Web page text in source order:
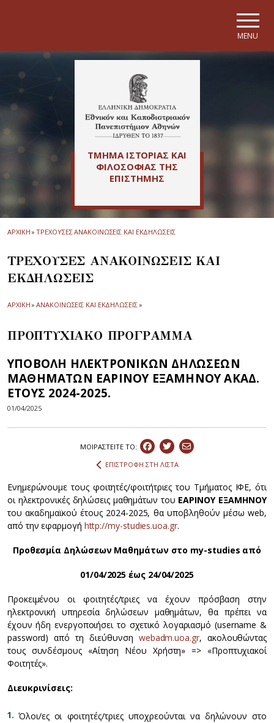
MENU
ΤΜΗΜΑ ΙΣΤΟΡΙΑΣ ΚΑΙ
ΦΙΛΟΣΟΦΙΑΣ ΤΗΣ
ΕΠΙΣΤΗΜΗΣ
ΑΡΧΙΚΗ» ΤΡΕΧΟΥΣΕΣ ΑΝΑΚΟΙΝΩΣΕΙΣ ΚΑΙ ΕΚΔΗΛΩΣΕΙΣ
ΤΡΕΧΟΥΣΕΣ ΑΝΑΚΟΙΝΩΣΕΙΣ ΚΑΙ
ΕΚΔΗΛΩΣΕΙΣ
ΑΡΧΙΚΗ» ΑΝΑΚΟΙΝΩΣΕΙΣ ΚΑΙ ΕΚΔΗΛΩΣΕΙΣ»
ΠΡΟΠΤΥΧΙΑΚΟ ΠΡΟΓΡΑΜΜΑ
ΥΠΟΒΟΛΗ ΗΛΕΚΤΡΟΝΙΚΩΝ ΔΗΛΩΣΕΩΝ
ΜΑΘΗΜΑΤΩΝ ΕΑΡΙΝΟΥ ΕΞΑΜΗΝΟΥ ΑΚΑΔ.
ΕΤΟΥΣ 2024-2025.
01/04/2025
ΜΟΙΡΑΣΤEIΤΕ ΤΟ:
ΕΠΙΣΤΡΟΦΗ ΣΤΗ ΛΙΣΤΑ
Ενημερώνουμε τους φοιτητές/φοιτήτριες του Τμήματος ΙΦΕ, ότι
οι ηλεκτρονικές δηλώσεις μαθημάτων του ΕΑΡΙΝΟΥ ΕΞΑΜΗΝΟΥ
του ακαδημαϊκού έτους 2024-2025, θα υποβληθούν μέσω web,
από την εφαρμογή http://my-studies.uoa.gr.
Προθεσμία Δηλώσεων Μαθημάτων στο my-studies από
01/04/2025 έως 24/04/2025
Προκειμένου οι φοιτητές/τριες να έχουν πρόσβαση στην
ηλεκτρονική υπηρεσία δηλώσεων μαθημάτων, θα πρέπει να
έχουν ήδη ενεργοποιήσει το σχετικό λογαριασμό (username &
password) από τη διεύθυνση webadm.uoa.gr, ακολουθώντας
τους συνδέσμους «Αίτηση Νέου Χρήστη» => «Προπτυχιακοί
Φοιτητές».
Διευκρινίσεις:
Όλοι/ες οι φοιτητές/τριες υποχρεούνται να δηλώνουν στο